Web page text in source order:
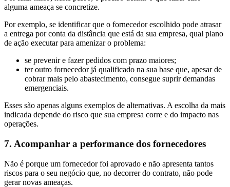
alguma ameaça se concretize.
Por exemplo, se identificar que o fornecedor escolhido pode atrasar
a entrega por conta da distância que está da sua empresa, qual plano
de ação executar para amenizar o problema:
se prevenir e fazer pedidos com prazo maiores;
ter outro fornecedor já qualificado na sua base que, apesar de
cobrar mais pelo abastecimento, consegue suprir demandas
emergenciais.
Esses são apenas alguns exemplos de alternativas. A escolha da mais
indicada depende do risco que sua empresa corre e do impacto nas
operações.
7. Acompanhar a performance dos fornecedores
Não é porque um fornecedor foi aprovado e não apresenta tantos
riscos para o seu negócio que, no decorrer do contrato, não pode
gerar novas ameaças.